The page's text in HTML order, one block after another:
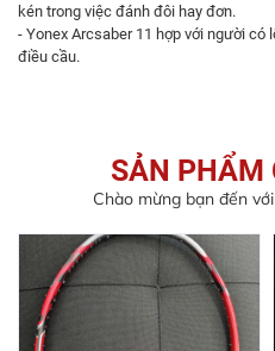
kén trong việc đánh đôi hay đơn.
- Yonex Arcsaber 11 hợp với người có
điều cầu.
SẢN PHẨM
Chào mừng bạn đến